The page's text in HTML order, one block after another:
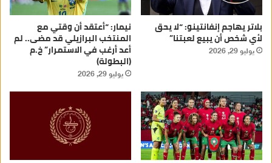
بلاتر يهاجم إنفانتينو: “لا يحق
لأي شخص أن يبيع لعبتنا”
يوليو 29, 2026
نيمار: “أعتقد أن وقتي مع
المنتخب البرازيلي قد مضى.. لم
أعد أرغب في الاستمرار” خ.م
(البطولة)
يوليو 29, 2026